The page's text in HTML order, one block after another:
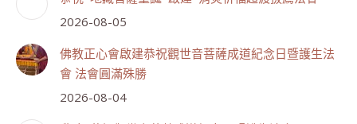
2026-08-05
佛教正心會啟建恭祝觀世音菩薩成道紀念日暨護生法
會 法會圓滿殊勝
2026-08-04